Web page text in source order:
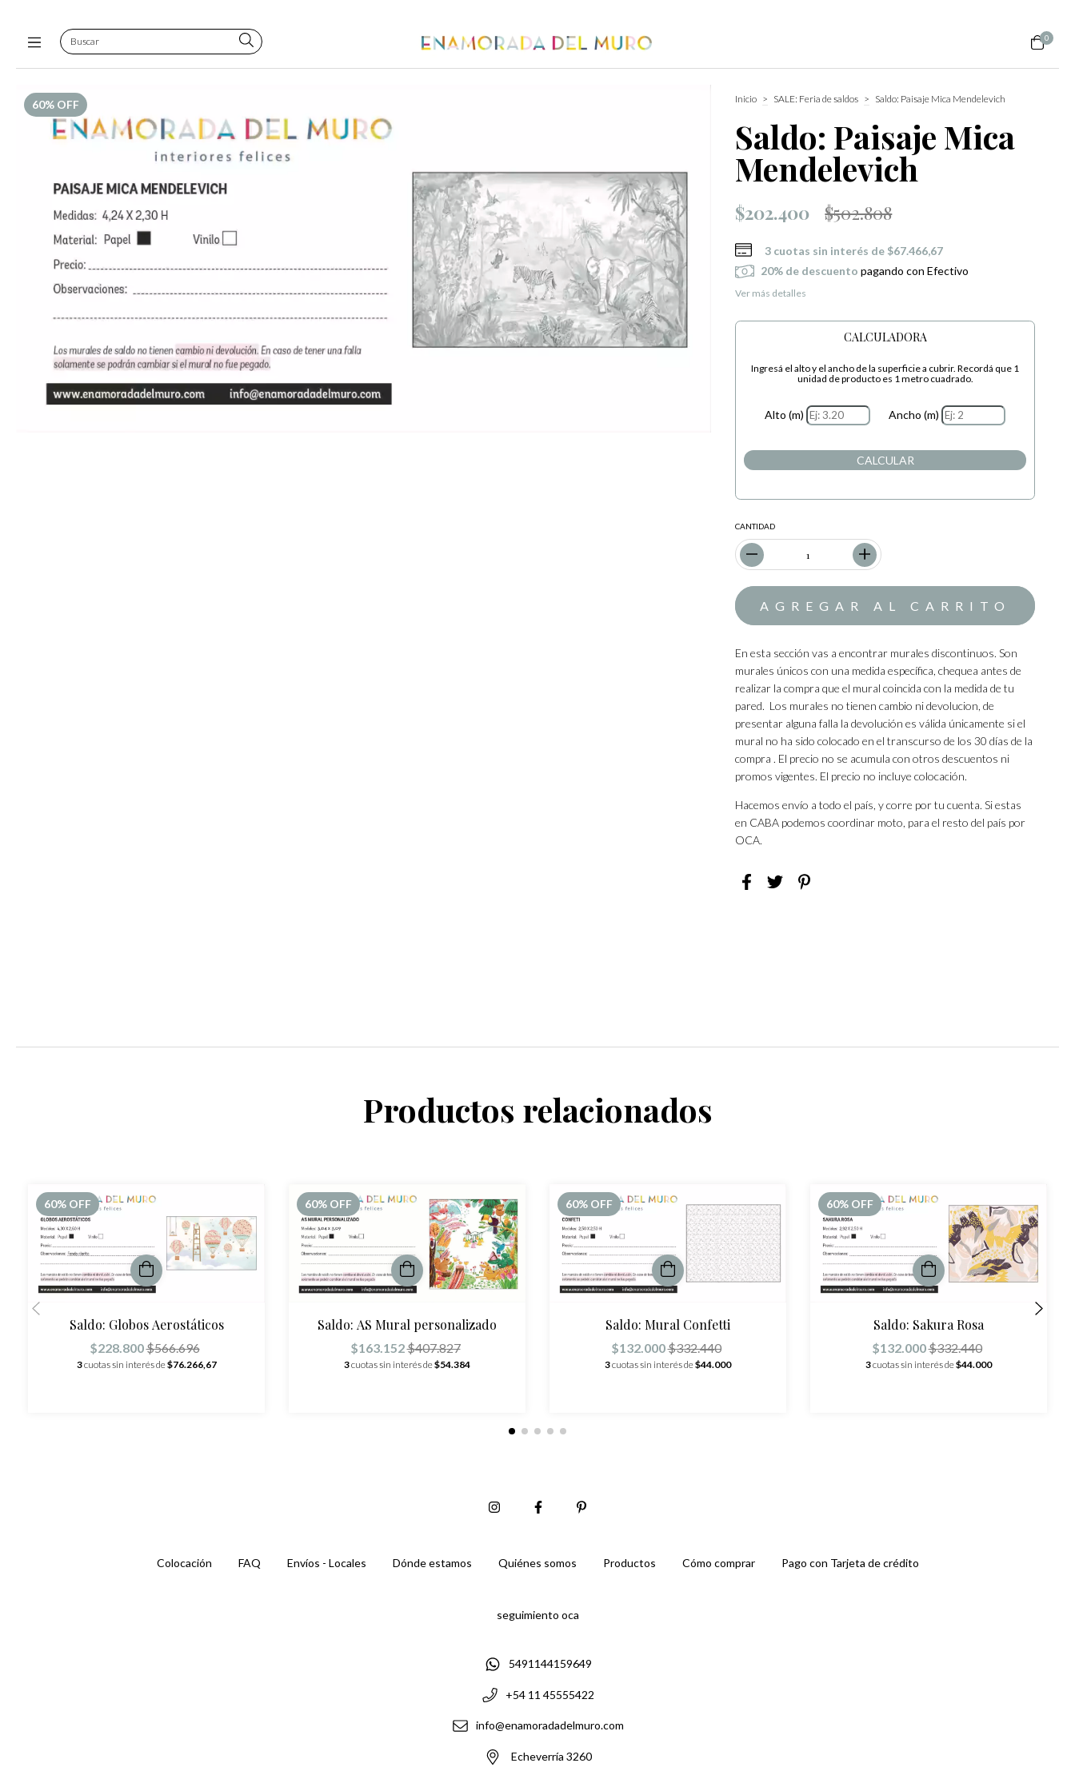
0
60% OFF Inicio > SALE: Feria de saldos > Saldo: Paisaje Mica Mendelevich
Saldo: Paisaje Mica
Mendelevich
$202.400 $502.808
3 cuotas sin interés de $67.466,67
20% de descuento pagando con Efectivo
Ver más detalles
CALCULADORA
Ingresá el alto y el ancho de la superficie a cubrir. Recordá que 1
unidad de producto es 1 metro cuadrado.
Alto (m) Ancho (m)
CALCULAR
CANTIDAD
En esta sección vas a encontrar murales discontinuos. Son
murales únicos con una medida específica, chequea antes de
realizar la compra que el mural coincida con la medida de tu
pared. Los murales no tienen cambio ni devolucion, de
presentar alguna falla la devolución es válida únicamente si el
mural no ha sido colocado en el transcurso de los 30 días de la
compra . El precio no se acumula con otros descuentos ni
promos vigentes. El precio no incluye colocación.
Hacemos envío a todo el país, y corre por tu cuenta. Si estas
en CABA podemos coordinar moto, para el resto del país por
OCA.
Productos relacionados
60% OFF
Saldo: Globos Aerostáticos
$228.800$566.696
3cuotas sin interés de$76.266,67
60% OFF
Saldo: AS Mural personalizado
$163.152$407.827
3cuotas sin interés de$54.384
60% OFF
Saldo: Mural Confetti
$132.000$332.440
3cuotas sin interés de$44.000
60% OFF
Saldo: Sakura Rosa
$132.000$332.440
3cuotas sin interés de$44.000
Colocación FAQ Envíos - Locales Dónde estamos Quiénes somos Productos Cómo comprar Pago con Tarjeta de crédito
seguimiento oca
5491144159649
+54 11 45555422
info@enamoradadelmuro.com
Echeverría 3260